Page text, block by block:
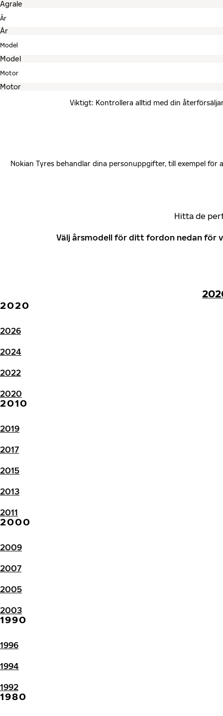
År
Model
Motor
Viktigt: Kontrollera alltid med din
Nokian Tyres behandlar dina personuppgifter, till exempel
Hitta de
Välj årsmodell för ditt fordon nedan för
2020
2026
2024
2022
2020
2010
2019
2017
2015
2013
2011
2000
2009
2007
2005
2003
1990
1996
1994
1992
1980